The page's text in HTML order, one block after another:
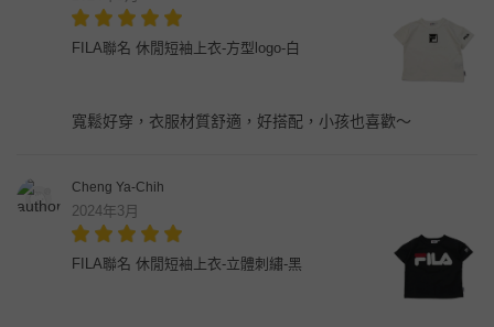
FILA聯名 休閒短袖上衣-方型logo-白
寬鬆好穿，衣服材質舒適，好搭配，小孩也喜歡～
Cheng Ya-Chih
2024年3月
FILA聯名 休閒短袖上衣-立體刺繡-黑